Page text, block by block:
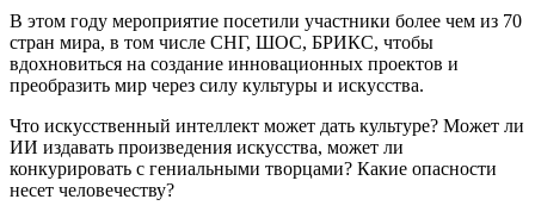
В этом году мероприятие посетили участники более чем из 70
стран мира, в том числе СНГ, ШОС, БРИКС, чтобы
вдохновиться на создание инновационных проектов и
преобразить мир через силу культуры и искусства.
Что искусственный интеллект может дать культуре? Может ли
ИИ издавать произведения искусства, может ли
конкурировать с гениальными творцами? Какие опасности
несет человечеству?